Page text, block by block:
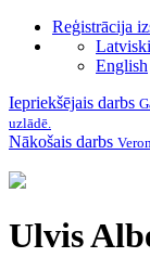
Reģistrācija
Latviski
English
Iepriekšējais darbs
uzlādē.
Nākošais darbs
Ulvis